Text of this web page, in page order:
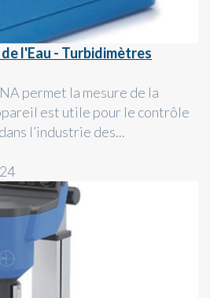
l'Eau - Turbidimètres
permet la mesure de la
est utile pour le contrôle
l’industrie des...